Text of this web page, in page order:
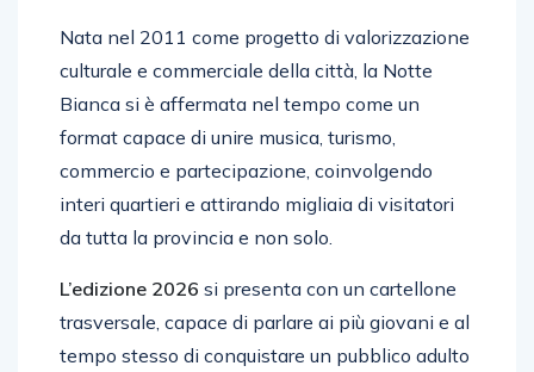
Nata nel 2011 come progetto di valorizzazione
culturale e commerciale della città, la Notte
Bianca si è affermata nel tempo come un
format capace di unire musica, turismo,
commercio e partecipazione, coinvolgendo
interi quartieri e attirando migliaia di visitatori
da tutta la provincia e non solo.
L’edizione 2026 si presenta con un cartellone
trasversale, capace di parlare ai più giovani e al
tempo stesso di conquistare un pubblico adulto